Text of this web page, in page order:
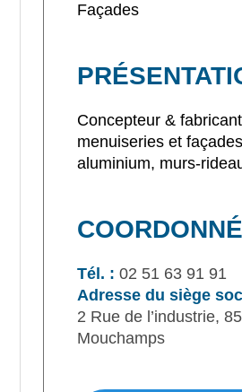
Façades
Concepteur &
menuiseries et façades
aluminium, murs-
Tél. : 02 51 63 91 91
Adresse du siège
2 Rue de l’industrie,
Mouchamps